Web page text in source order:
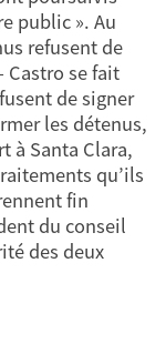
public ». Au
refusent de
Castro se fait
de signer
les détenus,
à Santa Clara,
qu’ils
fin
du conseil
des deux